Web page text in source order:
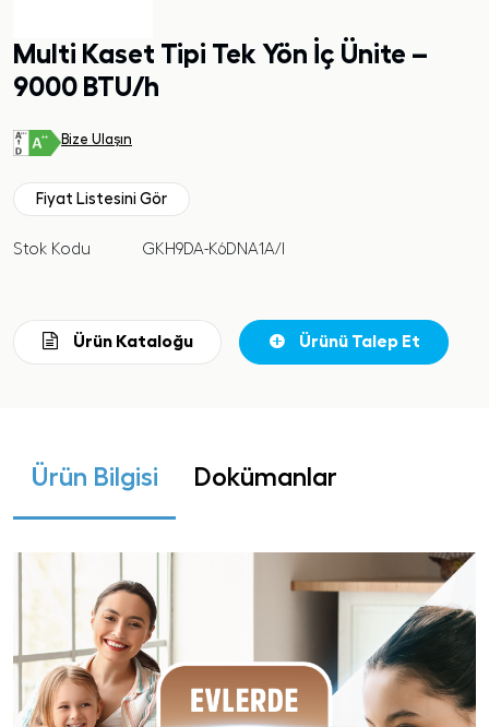
Multi Kaset Tipi Tek Yön İç Ünite –
9000 BTU/h
Bize Ulaşın
Fiyat Listesini Gör
Stok Kodu GKH9DA-K6DNA1A/I
Ürün Kataloğu Ürünü Talep Et
Ürün Bilgisi Dokümanlar